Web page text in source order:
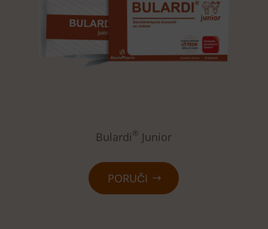
Bulardi® Junior
PORUČI